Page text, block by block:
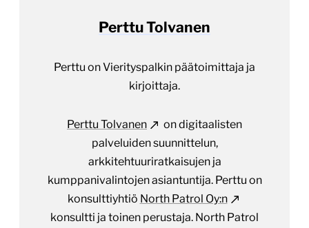
Perttu Tolvanen
Perttu on Vierityspalkin päätoimittaja ja
kirjoittaja.
Perttu Tolvanen
on digitaalisten
palveluiden suunnittelun,
arkkitehtuuriratkaisujen ja
kumppanivalintojen asiantuntija. Perttu on
konsulttiyhtiö North Patrol Oy:n
konsultti ja toinen perustaja. North Patrol